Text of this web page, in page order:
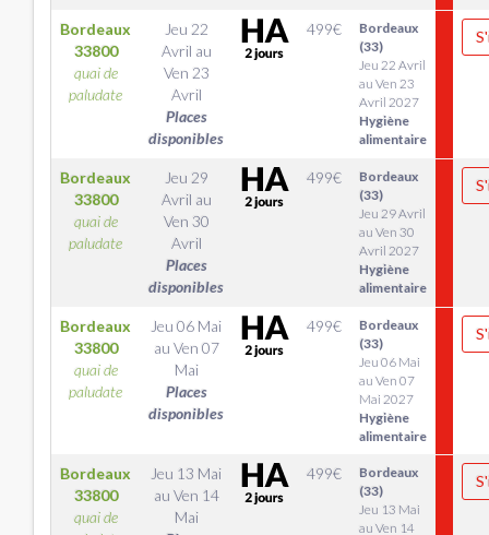
Bordeaux
33800
quai de
paludate
Jeu 22
Avril au
Ven 23
Avril
Places
disponibles
499€
Bordeaux
(33)
Jeu 22 Avril
au Ven 23
Avril 2027
Hygiène
alimentaire
Bordeaux
33800
quai de
paludate
Jeu 29
Avril au
Ven 30
Avril
Places
disponibles
499€
Bordeaux
(33)
Jeu 29 Avril
au Ven 30
Avril 2027
Hygiène
alimentaire
Bordeaux
33800
quai de
paludate
Jeu 06 Mai
au Ven 07
Mai
Places
disponibles
499€
Bordeaux
(33)
Jeu 06 Mai
au Ven 07
Mai 2027
Hygiène
alimentaire
Bordeaux
33800
quai de
Jeu 13 Mai
au Ven 14
Mai
499€
Bordeaux
(33)
Jeu 13 Mai
au Ven 14